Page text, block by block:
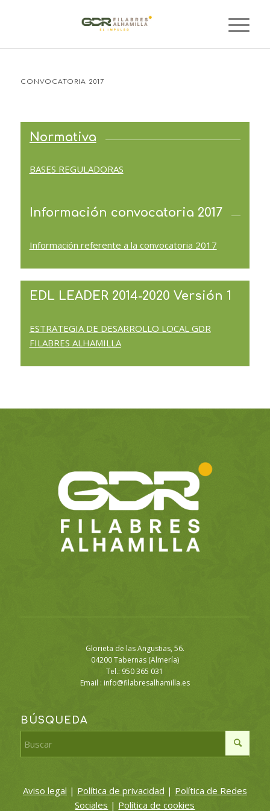
CONVOCATORIA 2017
Normativa
BASES REGULADORAS
Información convocatoria 2017
Información referente a la convocatoria 2017
EDL LEADER 2014-2020 Versión 1
ESTRATEGIA DE DESARROLLO LOCAL GDR
FILABRES ALHAMILLA
Glorieta de las Angustias, 56.
04200 Tabernas (Almería)
Tel.: 950 365 031
Email : info@filabresalhamilla.es
BÚSQUEDA
Aviso legal | Política de privacidad | Política de Redes
Sociales | Política de cookies